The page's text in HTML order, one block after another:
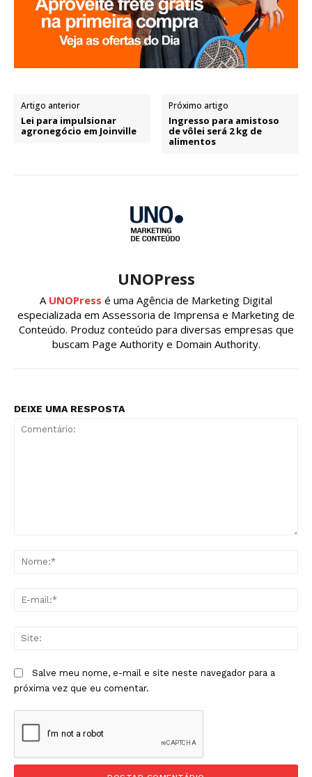
Artigo anterior
Lei para impulsionar
agronegócio em Joinville
Próximo artigo
Ingresso para amistoso
de vôlei será 2 kg de
alimentos
UNOPress
A UNOPress é uma Agência de Marketing Digital
especializada em Assessoria de Imprensa e Marketing de
Conteúdo. Produz conteúdo para diversas empresas que
buscam Page Authority e Domain Authority.
DEIXE UMA RESPOSTA
Salve meu nome, e-mail e site neste navegador para a
próxima vez que eu comentar.